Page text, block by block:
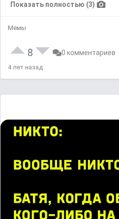
Показать полностью (3)
Мемы
8 0 комментариев
4 лет назад